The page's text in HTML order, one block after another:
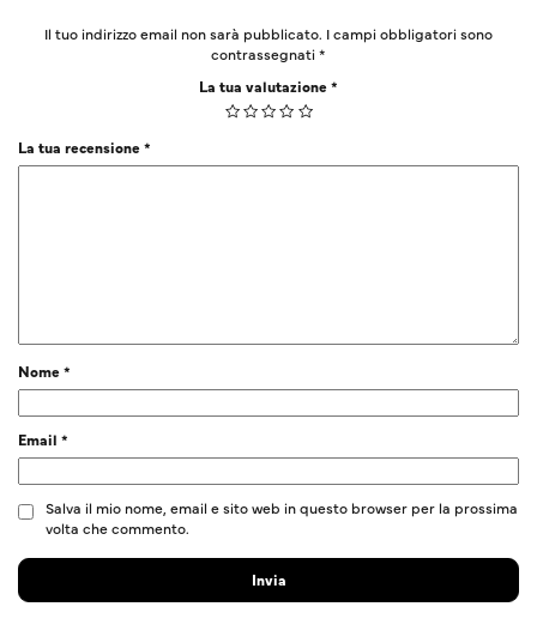
Il tuo indirizzo email non sarà pubblicato. I campi obbligatori sono
contrassegnati*
La tua valutazione*
La tua recensione*
Nome*
Email *
Salva il mio nome, email e sito web in questo browser per la prossima
volta che commento.